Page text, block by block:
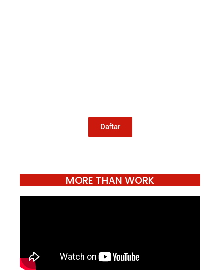
Daftar
MORE THAN WORK